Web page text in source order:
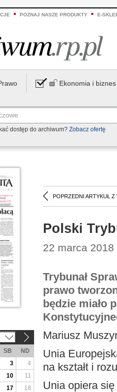
POZNAJ NASZE PRODUKTY E-
Ekonomia i biznes
dostęp do archiwum? Zobacz ofertę
POPRZEDNI ARTYKUŁ Z
Polski
22 marca
Trybunał
prawo
będzie miało
Mariusz
Unia
na kształt i
Unia opiera
SB
ND
3
4
10
11
17
18